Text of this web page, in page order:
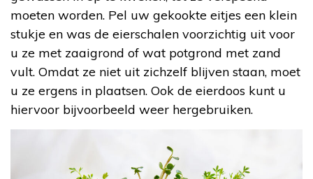
moeten worden. Pel uw gekookte eitjes een klein
stukje en was de eierschalen voorzichtig uit voor
u ze met zaaigrond of wat potgrond met zand
vult. Omdat ze niet uit zichzelf blijven staan, moet
u ze ergens in plaatsen. Ook de eierdoos kunt u
hiervoor bijvoorbeeld weer hergebruiken.